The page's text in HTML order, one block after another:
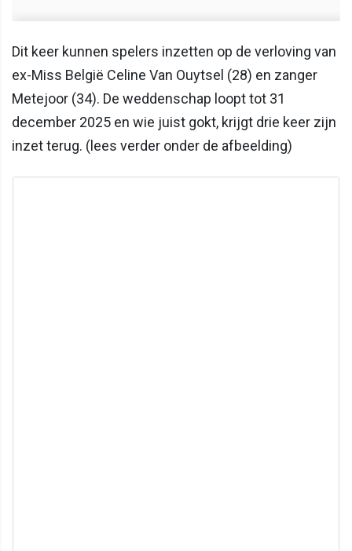
Dit keer kunnen spelers inzetten op de verloving van
ex-Miss België Celine Van Ouytsel (28) en zanger
Metejoor (34). De weddenschap loopt tot 31
december 2025 en wie juist gokt, krijgt drie keer zijn
inzet terug. (lees verder onder de afbeelding)